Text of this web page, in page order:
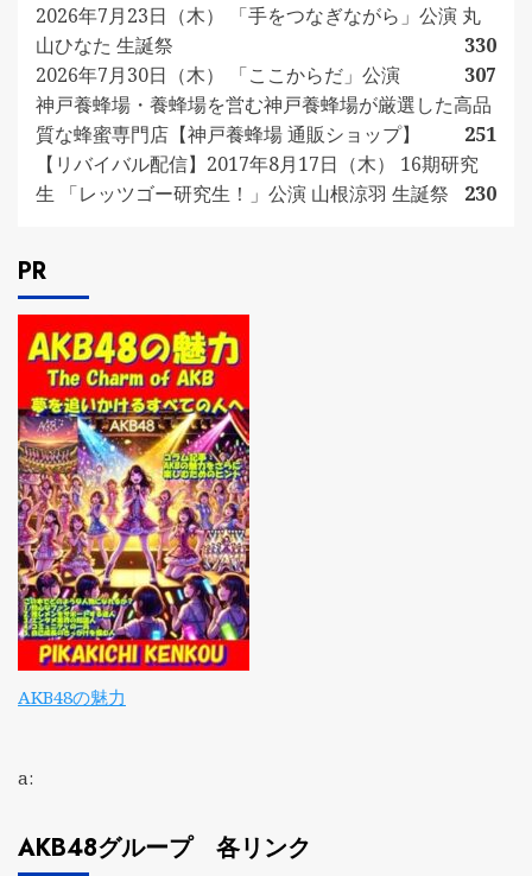
2026年7月23日（木） 「手をつなぎながら」公演 丸
山ひなた 生誕祭
330
2026年7月30日（木） 「ここからだ」公演
307
神戸養蜂場・養蜂場を営む神戸養蜂場が厳選した高品
質な蜂蜜専門店【神戸養蜂場 通販ショップ】
251
【リバイバル配信】2017年8月17日（木） 16期研究
生 「レッツゴー研究生！」公演 山根涼羽 生誕祭
230
PR
AKB48の魅力
a:
AKB48グループ 各リンク